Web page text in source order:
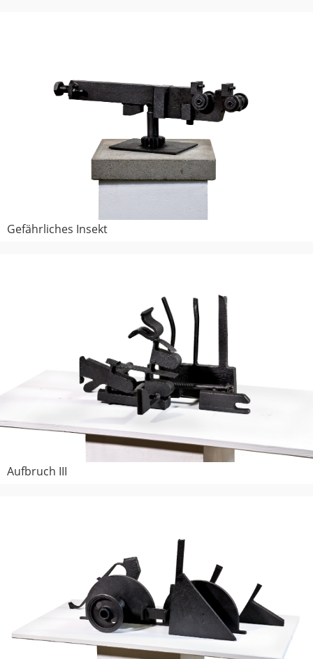
Gefährliches Insekt
Aufbruch III